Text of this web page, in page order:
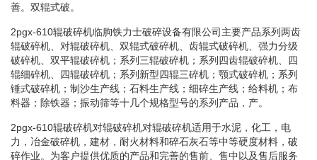
善。双辊式破。
2pgx-610辊破碎机临朐铁力士破碎设备有限公司主要产品系列两齿
辊破碎机、对辊破碎机、双辊式破碎机、齿辊式破碎机、强力分级
破碎机、双平辊破碎机；系列三辊破碎机；系列四齿辊破碎机、四
辊细碎机、四辊破碎机；系列新型四辊三碎机；颚式破碎机；系列
锤式破碎机；制沙生产线；石料生产线；细碎生产线；给料机；布
料器；除铁器；振动筛等十几个规格型号的系列产品，产。
2pgx-610辊破碎机对辊破碎机对辊破碎机适用于水泥，化工，电
力，冶金破碎机，建材，耐火材料和碎石灰石等中等硬度材料，破
碎作业。为客户提供优质的产品和完善的售前、售中以及售后服务